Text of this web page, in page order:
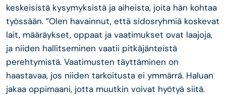
keskeisistä kysymyksistä ja aiheista, joita hän kohtaa
työssään. ”Olen havainnut, että sidosryhmiä koskevat
lait, määräykset, oppaat ja vaatimukset ovat laajoja,
ja niiden hallitseminen vaatii pitkäjänteistä
perehtymistä. Vaatimusten täyttäminen on
haastavaa, jos niiden tarkoitusta ei ymmärrä. Haluan
jakaa oppimaani, jotta muutkin voivat hyötyä siitä.